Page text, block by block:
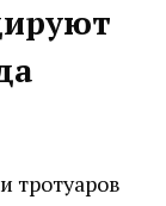
тротуаров